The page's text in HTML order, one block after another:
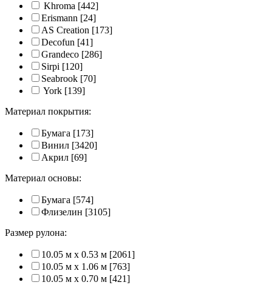
Khroma [442]
Erismann [24]
AS Creation [173]
Decofun [41]
Grandeco [286]
Sirpi [120]
Seabrook [70]
York [139]
Материал покрытия:
Бумага [173]
Винил [3420]
Акрил [69]
Материал основы:
Бумага [574]
Флизелин [3105]
Размер рулона:
10.05 м x 0.53 м [2061]
10.05 м x 1.06 м [763]
10.05 м x 0.70 м [421]